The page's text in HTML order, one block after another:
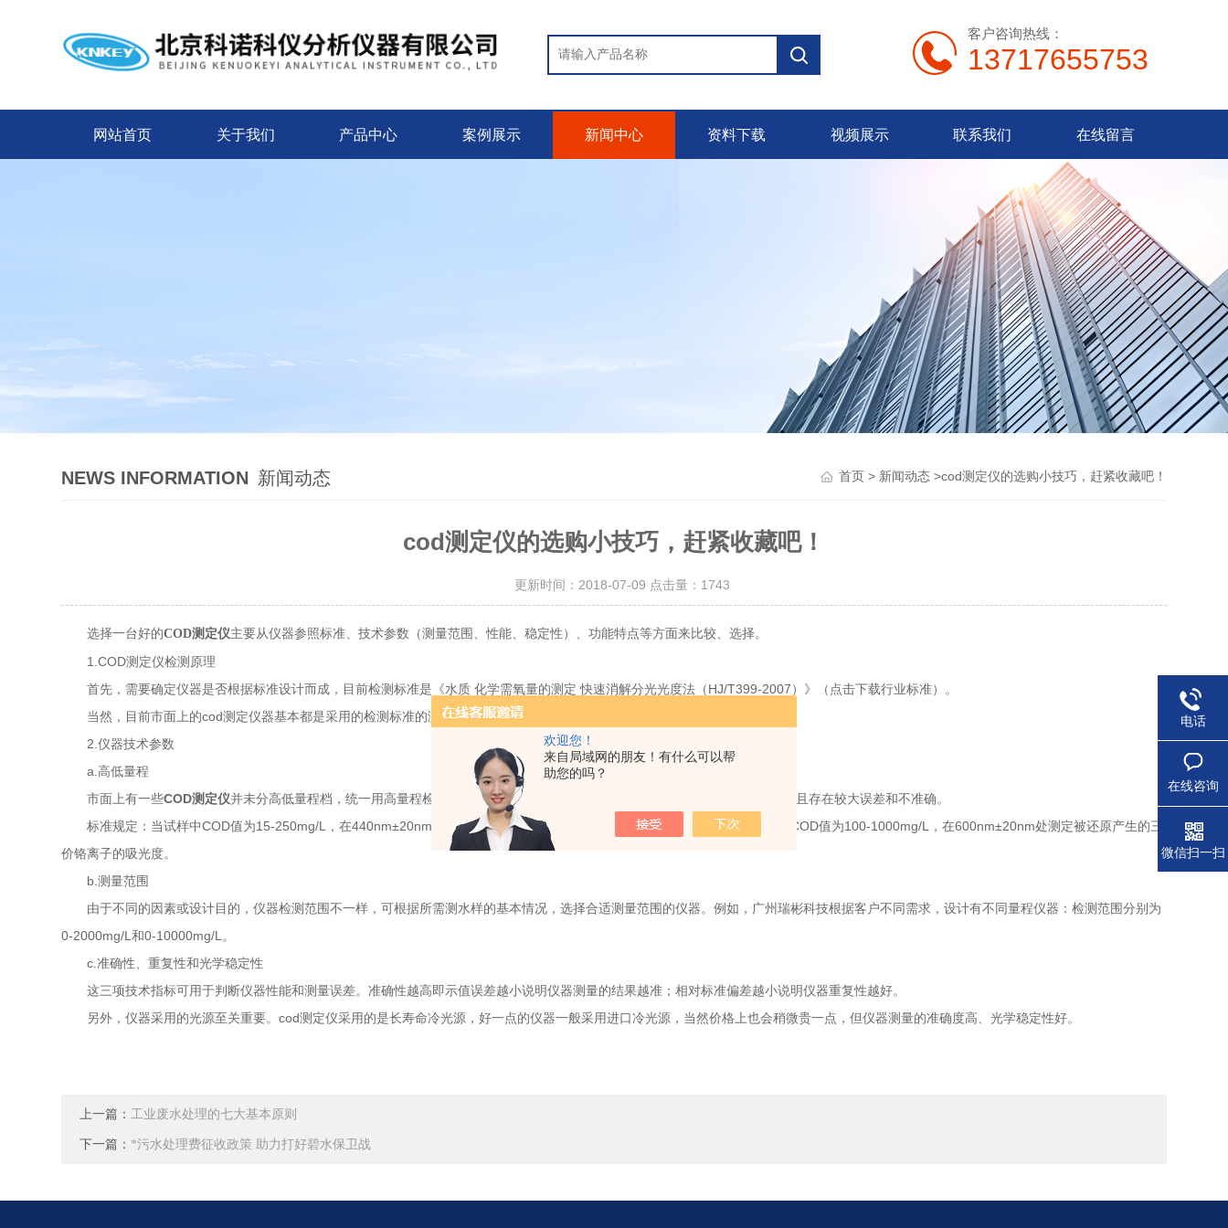
欢迎您！
来自局域网的朋友！有什么可以帮
助您的吗？
客户咨询热线：
13717655753
网站首页 关于我们 产品中心 案例展示 新闻中心 资料下载 视频展示 联系我们 在线留言
NEWS INFORMATION 新闻动态 首页> 新闻动态>cod测定仪的选购小技巧，赶紧收藏吧！
cod测定仪的选购小技巧，赶紧收藏吧！
更新时间：2018-07-09 点击量： 1743
选择一台好的COD测定仪主要从仪器参照标准、技术参数（测量范围、性能、稳定性）、功能特点等方面来比较、选择。
1.COD测定仪检测原理
首先，需要确定仪器是否根据标准设计而成，目前检测标准是《水质 化学需氧量的测定 快速消解分光光度法（HJ/T399-2007）》（点击下载行业标准）。
当然，目前市面上的cod测定仪器基本都是采用的检测标准的测定方法。
2.仪器技术参数
a.高低量程
市面上有一些COD测定仪并未分高低量程档，统一用高量程检测波长检测。因此，对于低COD值水样的检测不符合标准规定，且存在较大误差和不准确。
标准规定：当试样中COD值为15-250mg/L，在440nm±20nm波长处测定六价铬和三价铬的两种铬离子的总吸光度。当试样中COD值为100-1000mg/L，在600nm±20nm处测定被还原产生的三
价铬离子的吸光度。
b.测量范围
由于不同的因素或设计目的，仪器检测范围不一样，可根据所需测水样的基本情况，选择合适测量范围的仪器。例如，广州瑞彬科技根据客户不同需求，设计有不同量程仪器：检测范围分别为
0-2000mg/L和0-10000mg/L。
c.准确性、重复性和光学稳定性
这三项技术指标可用于判断仪器性能和测量误差。准确性越高即示值误差越小说明仪器测量的结果越准；相对标准偏差越小说明仪器重复性越好。
另外，仪器采用的光源至关重要。cod测定仪采用的是长寿命冷光源，好一点的仪器一般采用进口冷光源，当然价格上也会稍微贵一点，但仪器测量的准确度高、光学稳定性好。
上一篇： 工业废水处理的七大基本原则
下一篇： *污水处理费征收政策 助力打好碧水保卫战
电话
在线咨询
微信扫一扫